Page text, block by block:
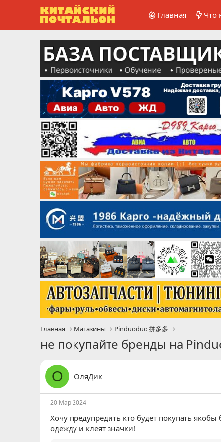
Главная Что
Главная Магазины Pinduoduo 拼多多
не покупайте бренды на
О ОляДик
20 Мар 2024
Хочу предупредить кто будет покупать
одежду и клеят значки!